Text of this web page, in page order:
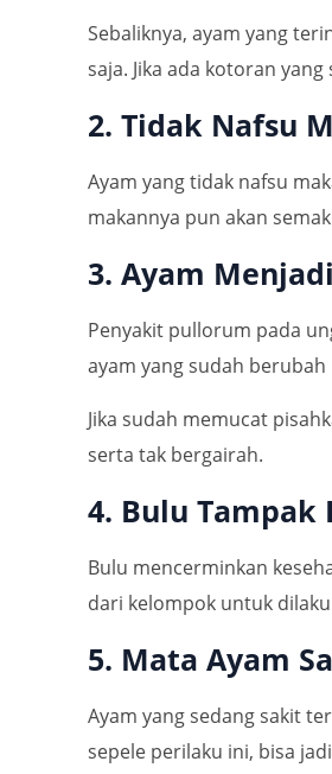
Sebaliknya, ayam yang
saja. Jika ada kotoran
2. Tidak Nafsu
Ayam yang tidak nafsu
makannya pun akan
3. Ayam
Penyakit pullorum pada
ayam yang sudah
Jika sudah memucat
serta tak bergairah.
4. Bulu Tampak
Bulu mencerminkan
dari kelompok untuk
5. Mata Ayam
Ayam yang sedang sakit
sepele perilaku ini, bisa